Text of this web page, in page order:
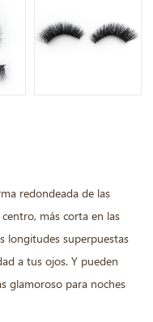
redondeada de las
más corta en las
longitudes superpuestas
a tus ojos. Y pueden
glamoroso para noches